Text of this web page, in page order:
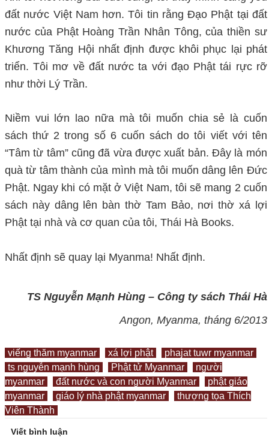
đất nước Việt Nam hơn. Tôi tin rằng Đạo Phật tại đất
nước của Phật Hoàng Trần Nhân Tông, của thiền sư
Khương Tăng Hội nhất định được khôi phục lại phát
triển. Tôi mơ về đất nước ta với đạo Phật tái rực rỡ
như thời Lý Trần.
Niềm vui lớn lao nữa mà tôi muốn chia sẻ là cuốn
sách thứ 2 trong số 6 cuốn sách do tôi viết với tên
“Tâm từ tâm” cũng đã vừa được xuất bản. Đây là món
quà từ tâm thành của mình mà tôi muốn dâng lên Đức
Phật. Ngay khi có mặt ở Việt Nam, tôi sẽ mang 2 cuốn
sách này dâng lên bàn thờ Tam Bảo, nơi thờ xá lợi
Phật tại nhà và cơ quan của tôi, Thái Hà Books.
Nhất định sẽ quay lại Myanma! Nhất định.
TS Nguyễn Mạnh Hùng – Công ty sách Thái Hà
Angon, Myanma, tháng 6/2013
viếng thăm myanmar xá lợi phật
phajat tuwr myanmar
ts nguyễn mạnh hùng
Phật tử Myanmar
người
myanmar
đất nước và con người Myanmar
phật giáo
myanmar
giáo lý nhà phật myanmar
thượng tọa Thích
Viên Thành
Viết bình luận